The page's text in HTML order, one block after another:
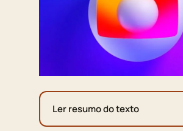
Ler resumo do texto